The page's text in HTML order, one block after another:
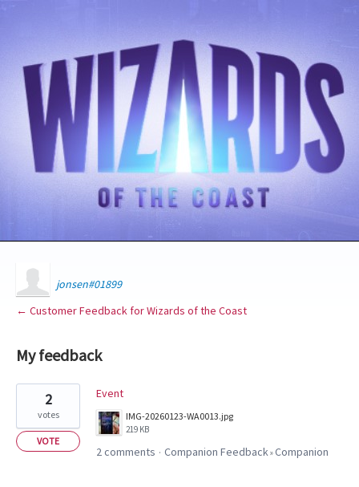
jonsen#01899
← Customer Feedback for Wizards of the Coast
My feedback
results
found
Event
IMG-20260123-WA0013.jpg
219 KB
2
votes
VOTE
2 comments · Companion Feedback»Companion